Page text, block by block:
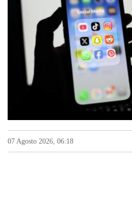
07 Agosto 2026, 06:18